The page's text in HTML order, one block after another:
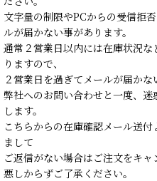
文字量の制限やPCからの受信拒
ルが届かない事があります。
通常２営業日以内には在庫状況
りますので、
２営業日を過ぎてメールが届かな
弊社へのお問い合わせと一度、
します。
こちらからの在庫確認メール送
まして
ご返信がない場合はご注文をキャ
悪しからずご了承ください。